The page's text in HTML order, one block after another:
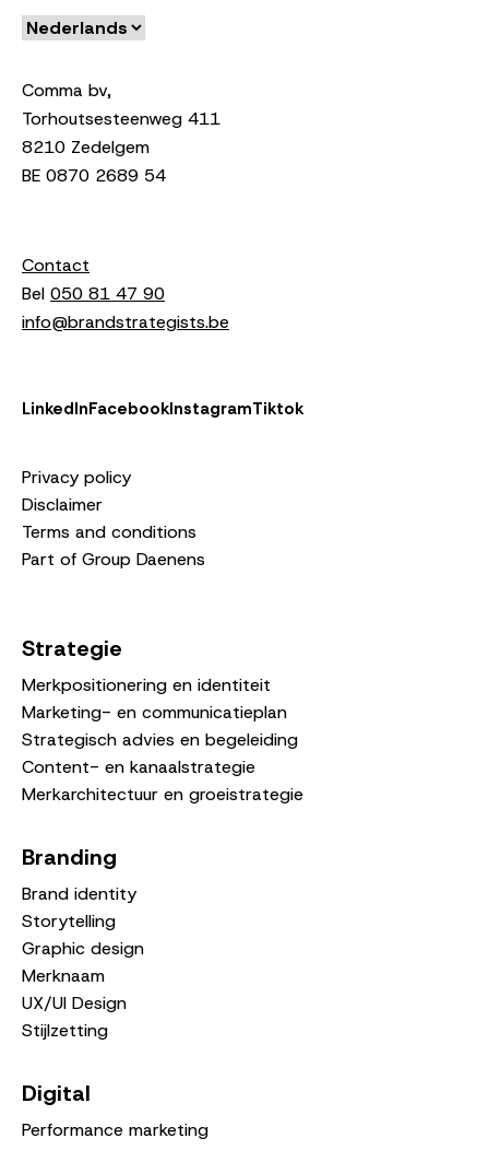
Comma bv,
Torhoutsesteenweg 411
8210 Zedelgem
BE 0870 2689 54
Contact
Bel 050 81 47 90
info@brandstrategists.be
LinkedInFacebookInstagramTiktok
Privacy policy
Disclaimer
Terms and conditions
Part of Group Daenens
Strategie
Merkpositionering en identiteit
Marketing- en communicatieplan
Strategisch advies en begeleiding
Content- en kanaalstrategie
Merkarchitectuur en groeistrategie
Branding
Brand identity
Storytelling
Graphic design
Merknaam
UX/UI Design
Stijlzetting
Digital
Performance marketing